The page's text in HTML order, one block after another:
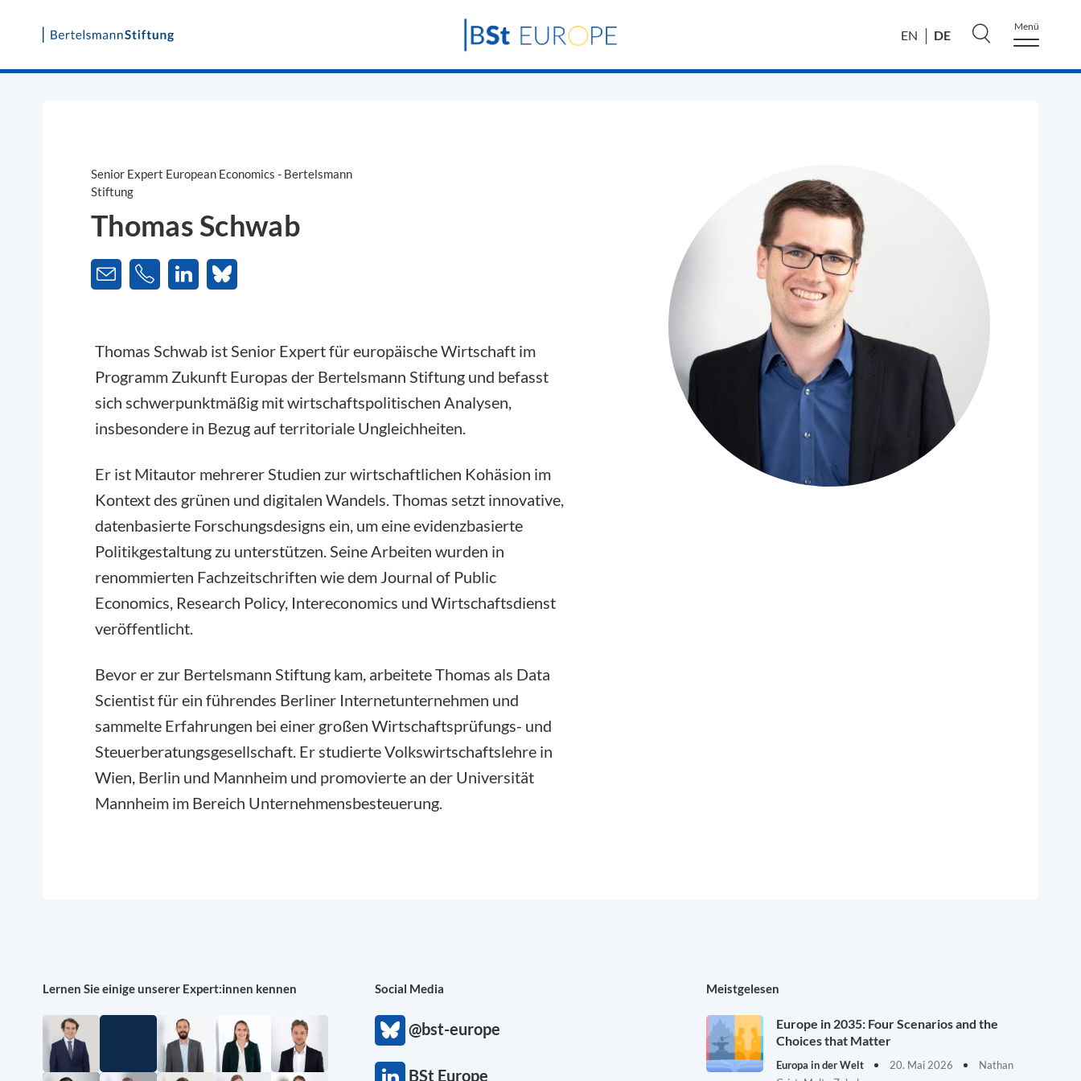
Skip
EN DE
Menü
Senior Expert European Economics - Bertelsmann
Stiftung
Thomas Schwab
Thomas Schwab ist Senior Expert für europäische Wirtschaft im
Programm Zukunft Europas der Bertelsmann Stiftung und befasst
sich schwerpunktmäßig mit wirtschaftspolitischen Analysen,
insbesondere in Bezug auf territoriale Ungleichheiten.
Er ist Mitautor mehrerer Studien zur wirtschaftlichen Kohäsion im
Kontext des grünen und digitalen Wandels. Thomas setzt innovative,
datenbasierte Forschungsdesigns ein, um eine evidenzbasierte
Politikgestaltung zu unterstützen. Seine Arbeiten wurden in
renommierten Fachzeitschriften wie dem Journal of Public
Economics, Research Policy, Intereconomics und Wirtschaftsdienst
veröffentlicht.
Bevor er zur Bertelsmann Stiftung kam, arbeitete Thomas als Data
Scientist für ein führendes Berliner Internetunternehmen und
sammelte Erfahrungen bei einer großen Wirtschaftsprüfungs- und
Steuerberatungsgesellschaft. Er studierte Volkswirtschaftslehre in
Wien, Berlin und Mannheim und promovierte an der Universität
Mannheim im Bereich Unternehmensbesteuerung.
Lernen Sie einige unserer Expert:innen kennen Social Media
@bst-europe
BSt Europe
Meistgelesen
Europe in 2035: Four Scenarios and the
Choices that Matter
Europa in der Welt 20. Mai 2026
Nathan